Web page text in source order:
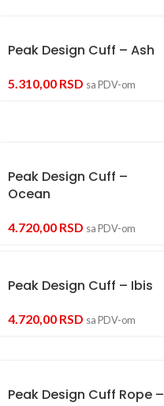
Peak Design Cuff – Ash
5.310,00 RSD sa PDV-om
Peak Design Cuff –
Ocean
4.720,00 RSD sa PDV-om
Peak Design Cuff – Ibis
4.720,00 RSD sa PDV-om
Peak Design Cuff Rope –